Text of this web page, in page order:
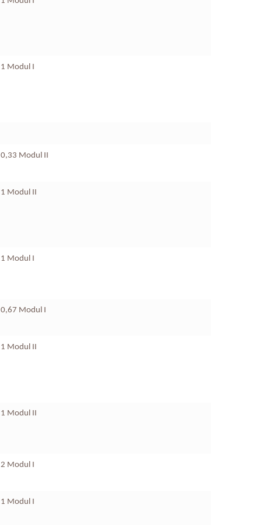
1 Modul I
0,33 Modul II
1 Modul II
1 Modul I
0,67 Modul I
1 Modul II
1 Modul II
2 Modul I
1 Modul I